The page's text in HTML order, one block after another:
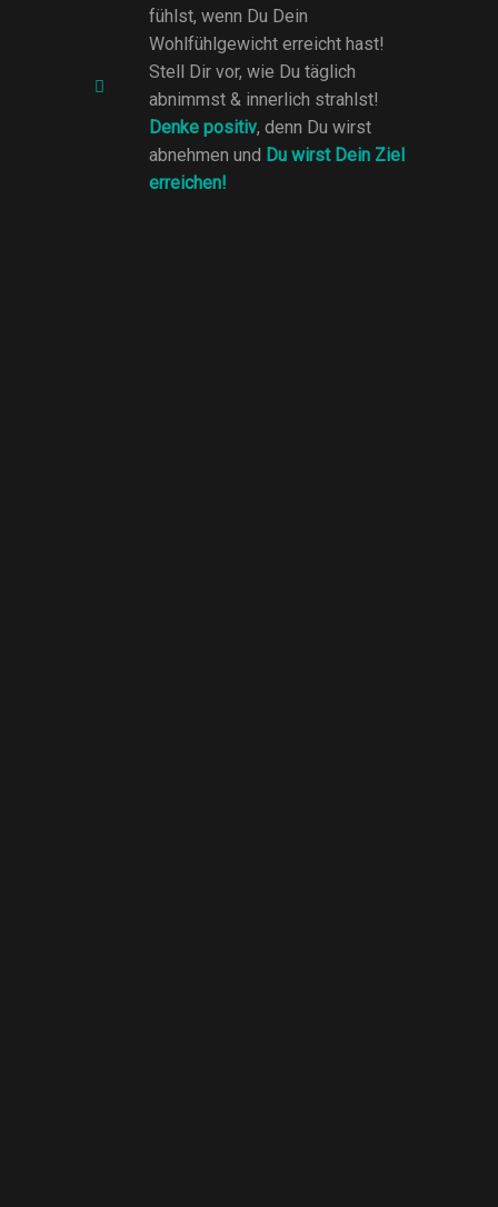
fühlst, wenn Du Dein
Wohlfühlgewicht erreicht hast!
Stell Dir vor, wie Du täglich
abnimmst & innerlich strahlst!
Denke positiv, denn Du wirst
abnehmen und Du wirst Dein Ziel
erreichen!